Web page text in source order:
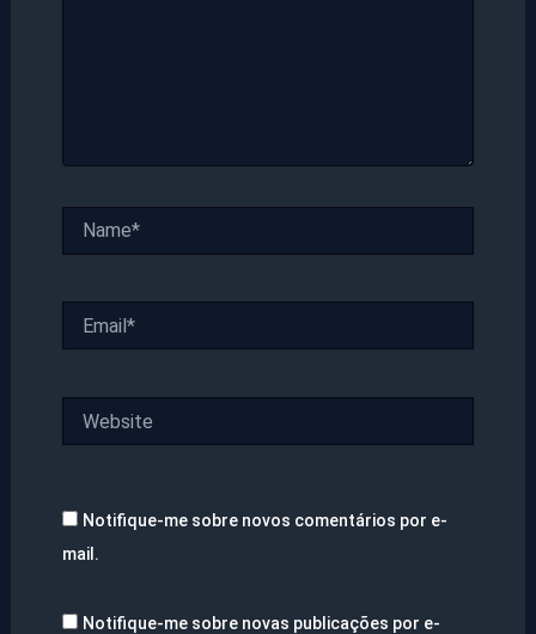
Notifique-me sobre novos comentários por e-
mail.
Notifique-me sobre novas publicações por e-